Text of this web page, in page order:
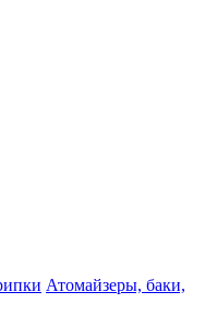
Атомайзеры, баки,